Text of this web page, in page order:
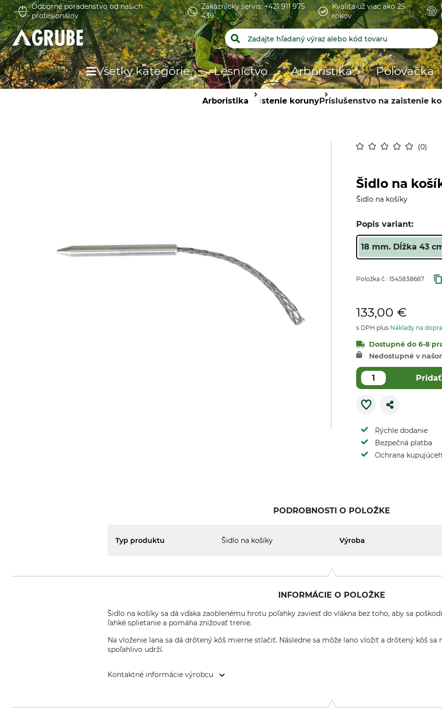
Odborné poradenstvo od našich
profesionálov
Zákaznícky servis: +421 911 975
439
Kvalita už viac ako 25
rokov
Všetky kategórie Lesníctvo Arboristika Poľovačka
Arboristika Zaistenie korunyPríslušenstvo na zaistenie
0
Šidlo na
Šidlo na košíky
Popis variant:
18 mm. Dĺžka 43
Položka č.: 1545838687
133,00 €
s DPH plus Náklady na
Dostupné do 6-8
Nedostupné v
Rýchle dodanie
Bezpečná platba
Ochrana
PODROBNOSTI O POLOŽKE
Typ produktu Šidlo na košíky Výroba
INFORMÁCIE O POLOŽKE
Šidlo na košíky sa dá vďaka zaoblenému hrotu poľahky zaviesť do vlákna bez toho, aby sa
ľahké splietanie a pomáha znižovať trenie.
Na vloženie lana sa dá drôtený kôš mierne stlačiť. Následne sa môže lano vložiť a drôtený kôš sa
spoľahlivo udrží.
Kontaktné informácie výrobcu